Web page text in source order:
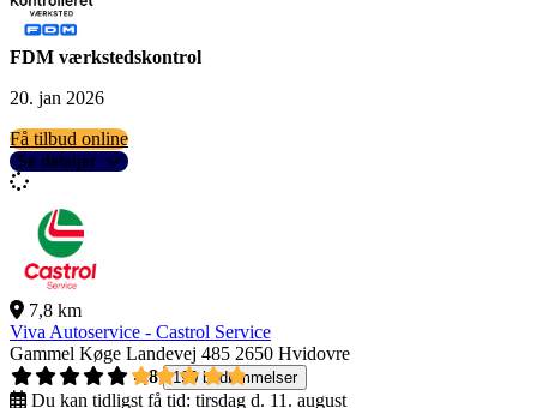
FDM værkstedskontrol
20. jan 2026
Få tilbud online
Se detaljer
7,8 km
Viva Autoservice - Castrol Service
Gammel Køge Landevej 485 2650 Hvidovre
4,8
190 bedømmelser
Du kan tidligst få tid: tirsdag d. 11. august